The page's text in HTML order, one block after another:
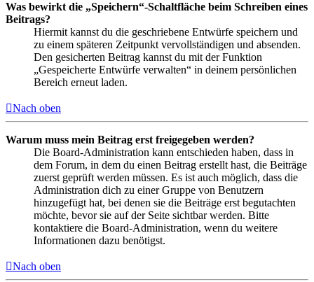
Was bewirkt die „Speichern“-Schaltfläche beim Schreiben eines
Beitrags?
Hiermit kannst du die geschriebene Entwürfe speichern und
zu einem späteren Zeitpunkt vervollständigen und absenden.
Den gesicherten Beitrag kannst du mit der Funktion
„Gespeicherte Entwürfe verwalten“ in deinem persönlichen
Bereich erneut laden.
Nach oben
Warum muss mein Beitrag erst freigegeben werden?
Die Board-Administration kann entschieden haben, dass in
dem Forum, in dem du einen Beitrag erstellt hast, die Beiträge
zuerst geprüft werden müssen. Es ist auch möglich, dass die
Administration dich zu einer Gruppe von Benutzern
hinzugefügt hat, bei denen sie die Beiträge erst begutachten
möchte, bevor sie auf der Seite sichtbar werden. Bitte
kontaktiere die Board-Administration, wenn du weitere
Informationen dazu benötigst.
Nach oben